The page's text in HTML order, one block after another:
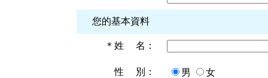
您的基本資料
＊ 姓 名：
性 別： 男 女